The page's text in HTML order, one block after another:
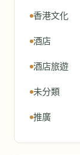
香港文化
酒店
酒店旅遊
未分類
推廣